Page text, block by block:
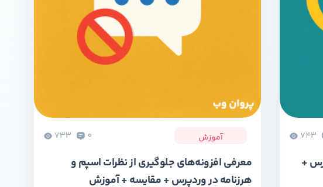
743
+
آموزش 0
733
معرفی افزونه‌های جلوگیری از نظرات اسپم و
هرزنامه در وردپرس + مقایسه + آموزش